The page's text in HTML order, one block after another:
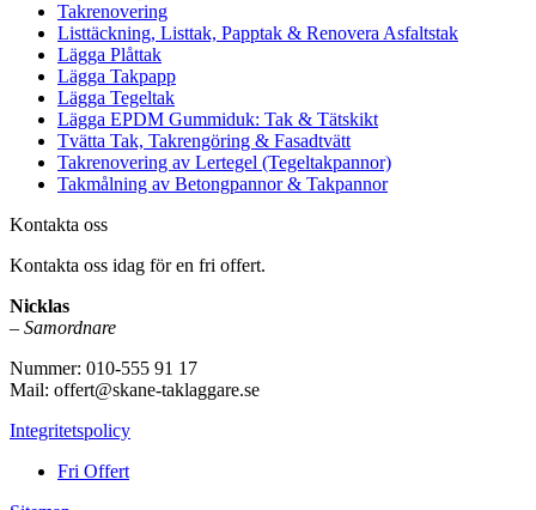
Takrenovering
Listtäckning, Listtak, Papptak & Renovera Asfaltstak
Lägga Plåttak
Lägga Takpapp
Lägga Tegeltak
Lägga EPDM Gummiduk: Tak & Tätskikt
Tvätta Tak, Takrengöring & Fasadtvätt
Takrenovering av Lertegel (Tegeltakpannor)
Takmålning av Betongpannor & Takpannor
Kontakta oss
Kontakta oss idag för en fri offert.
Nicklas
– Samordnare
Nummer: 010-555 91 17
Mail: offert@skane-taklaggare.se
Integritetspolicy
Fri Offert